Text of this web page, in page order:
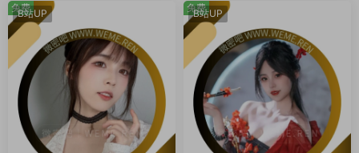
B站UP
免费 B站UP
免费